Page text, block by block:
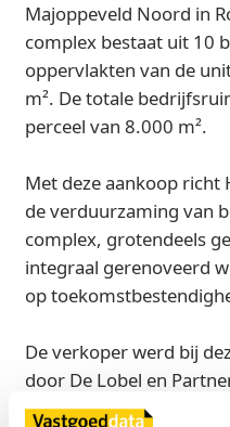
Majoppeveld Noord in
complex bestaat uit 10
oppervlakten van de
m². De totale
perceel van 8.000 m².
Met deze aankoop richt
de verduurzaming van
complex, grotendeels
integraal gerenoveerd
op
De verkoper werd bij
door De Lobel en